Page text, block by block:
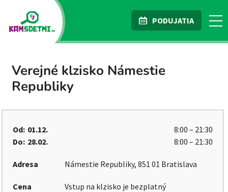
PODUJATIA
Verejné klzisko Námestie
Republiky
Od: 01.12.
8:00 – 21:30
Do: 28.02. 8:00 – 21:30
Adresa Námestie Republiky, 851 01 Bratislava
Cena
Vstup na klzisko je bezplatný